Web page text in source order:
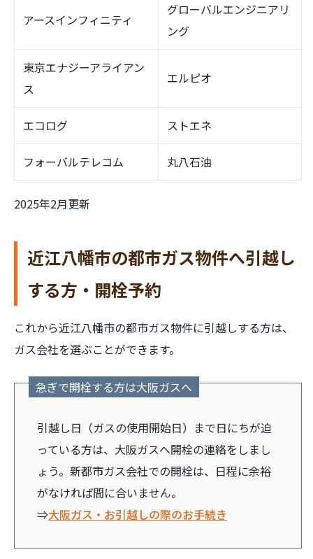
アースインフィニティ
グローバルエンジニアリ
ング
東京エナジーアライアン
ス
エルピオ
エコログ ストエネ
フォーバルテレコム 丸八石油
2025年2月更新
近江八幡市の都市ガス物件へ引越し
する方・開栓予約
これから近江八幡市の都市ガス物件に引越しする方は、
ガス会社を選ぶことができます。
急ぎで開栓する方は大阪ガスへ
引越し日（ガスの使用開始日）まで日にちが迫
っている方は、大阪ガスへ開栓の連絡をしまし
ょう。新都市ガス会社での開栓は、日程に余裕
がなければ間に合いません。
⇒大阪ガス・お引越しの際のお手続き